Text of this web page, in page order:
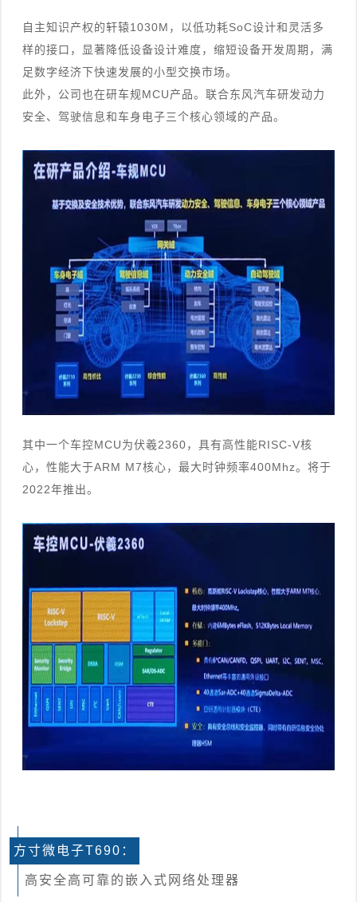
自主知识产权的轩辕1030M，以低功耗SoC设计和灵活多
样的接口，显著降低设备设计难度，缩短设备开发周期，满
足数字经济下快速发展的小型交换市场。
此外，公司也在研车规MCU产品。联合东风汽车研发动力
安全、驾驶信息和车身电子三个核心领域的产品。
其中一个车控MCU为伏羲2360，具有高性能RISC-V核
心，性能大于ARM M7核心，最大时钟频率400Mhz。将于
2022年推出。
方寸微电子T690：
高安全高可靠的嵌入式网络处理器